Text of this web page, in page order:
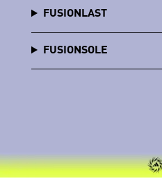
FUSIONLAST
FUSIONSOLE